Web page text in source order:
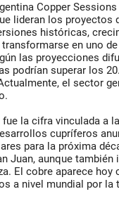
Copper
lideran los proyectos
históricas,
en uno
las proyecciones
podrían superar los
el sector
la cifra vinculada a
cupríferos
para la próxima
Juan, aunque también
El cobre aparece hoy
a nivel mundial por la